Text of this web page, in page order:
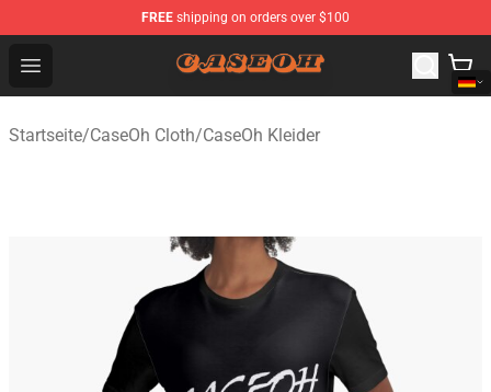
FREE shipping on orders over $100
Open menu
CaseOh Shop - Official CaseOh Merchandise Store
Startseite/CaseOh Cloth/CaseOh Kleider